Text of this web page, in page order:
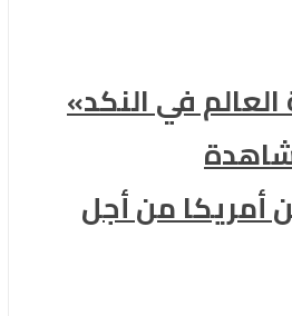
في النكد»
أمريكا من أجل